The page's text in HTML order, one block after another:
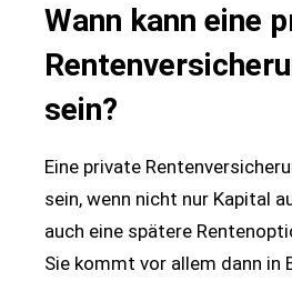
Wann kann eine
sein?
Eine private
sein, wenn nicht nur Kapital
auch eine spätere
Sie kommt vor allem dann in